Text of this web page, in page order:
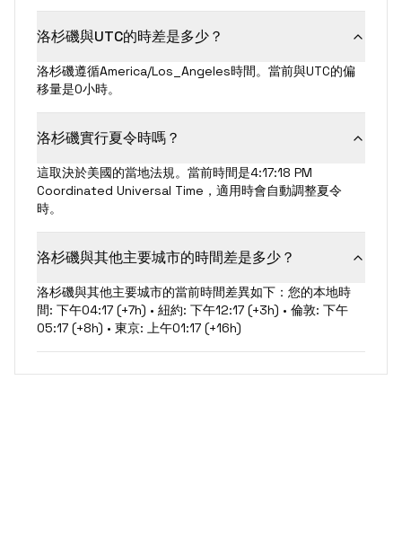
洛杉磯與UTC的時差是多少？
洛杉磯遵循America/Los_Angeles時間。當前與UTC的偏
移量是0小時。
洛杉磯實行夏令時嗎？
這取決於美國的當地法規。當前時間是4:17:18 PM
Coordinated Universal Time，適用時會自動調整夏令
時。
洛杉磯與其他主要城市的時間差是多少？
洛杉磯與其他主要城市的當前時間差異如下：您的本地時
間: 下午04:17 (+7h) • 紐約: 下午12:17 (+3h) • 倫敦: 下午
05:17 (+8h) • 東京: 上午01:17 (+16h)